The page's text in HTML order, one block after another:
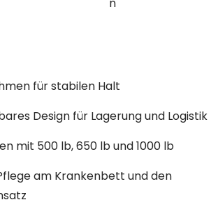
für stabilen Halt
Design für Lagerung und Logistik
mit 500 lb, 650 lb und 1000 lb
am Krankenbett und den